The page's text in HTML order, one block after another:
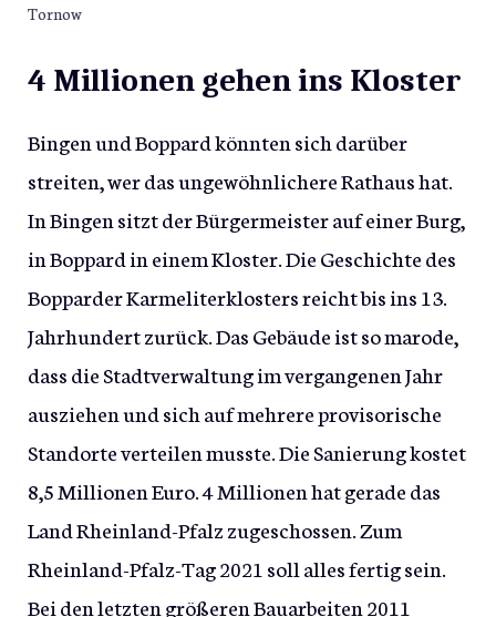
Tornow
4 Millionen gehen ins Kloster
Bingen und Boppard könnten sich darüber
streiten, wer das ungewöhnlichere Rathaus hat.
In Bingen sitzt der Bürgermeister auf einer Burg,
in Boppard in einem Kloster. Die Geschichte des
Bopparder Karmeliterklosters reicht bis ins 13.
Jahrhundert zurück. Das Gebäude ist so marode,
dass die Stadtverwaltung im vergangenen Jahr
ausziehen und sich auf mehrere provisorische
Standorte verteilen musste. Die Sanierung kostet
8,5 Millionen Euro. 4 Millionen hat gerade das
Land Rheinland-Pfalz zugeschossen. Zum
Rheinland-Pfalz-Tag 2021 soll alles fertig sein.
Bei den letzten größeren Bauarbeiten 2011